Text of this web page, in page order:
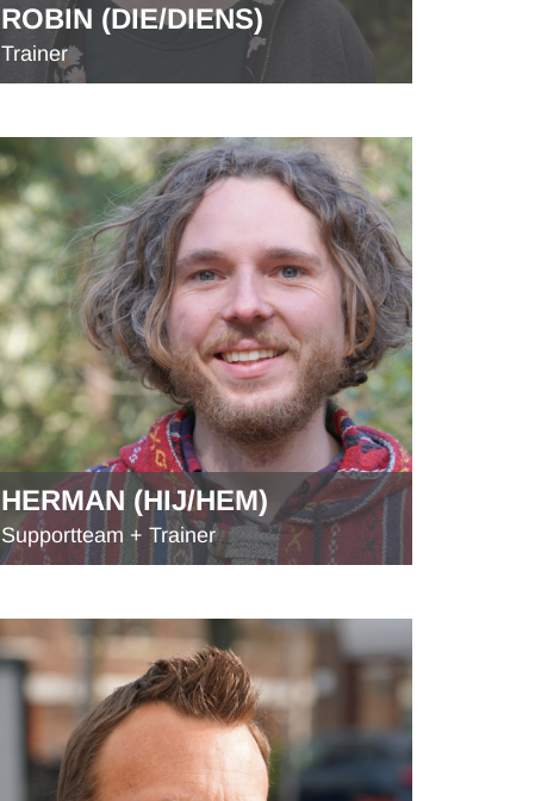
ROBIN (DIE/DIENS)
Trainer
HERMAN (HIJ/HEM)
Supportteam + Trainer